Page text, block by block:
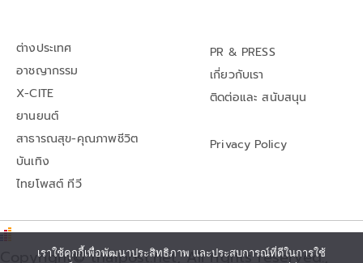
ต่างประเทศ
อาชญากรรม
X-CITE
ยานยนต์
สาธารณสุข-คุณภาพชีวิต
บันเทิง
ไทยโพสต์ ทีวี
PR & PRESS
เกี่ยวกับเรา
ติดต่อและ สนับสนุน
Privacy Policy
Copyright© thaipost.net, All rights reserved.,
เราใช้คุกกี้เพื่อพัฒนาประสิทธิภาพ และประสบการณ์ที่ดีในการใช้